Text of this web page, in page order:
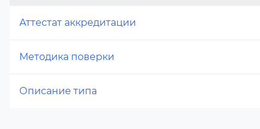
Аттестат аккредитации
Методика поверки
Описание типа